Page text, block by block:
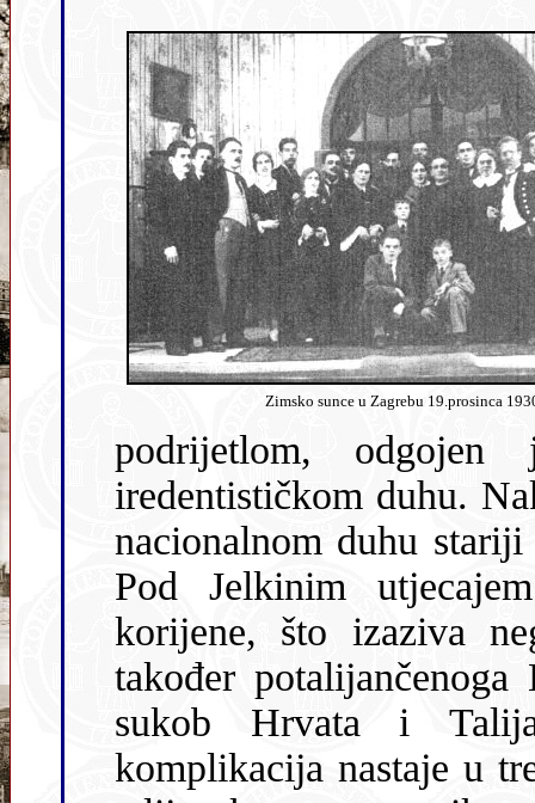
Zimsko sunce u Zagrebu 19.prosinca
podrijetlom, odgojen je u
iredentističkom duhu. Nakon
nacionalnom duhu
Pod Jelkinim utjecajem Kamilo počinje istraživati svoje
korijene, što izaziva negodovanje njegova prijatelja Berta,
također potalijančenoga
sukob Hrvata i
komplikacija nastaje u